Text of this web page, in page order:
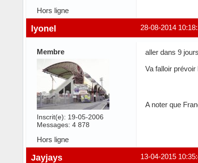
Hors ligne
28-08-2014
lyonel
Membre
Inscrit(e): 19-05-2006
Messages: 4 878
aller dans 9
Va falloir prévoir
A noter que
Hors ligne
13-04-2015
Jayjays